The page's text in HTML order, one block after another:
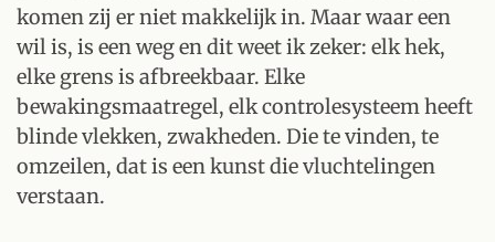
komen zij er niet makkelijk in. Maar waar een
wil is, is een weg en dit weet ik zeker: elk hek,
elke grens is afbreekbaar. Elke
bewakingsmaatregel, elk controlesysteem heeft
blinde vlekken, zwakheden. Die te vinden, te
omzeilen, dat is een kunst die vluchtelingen
verstaan.